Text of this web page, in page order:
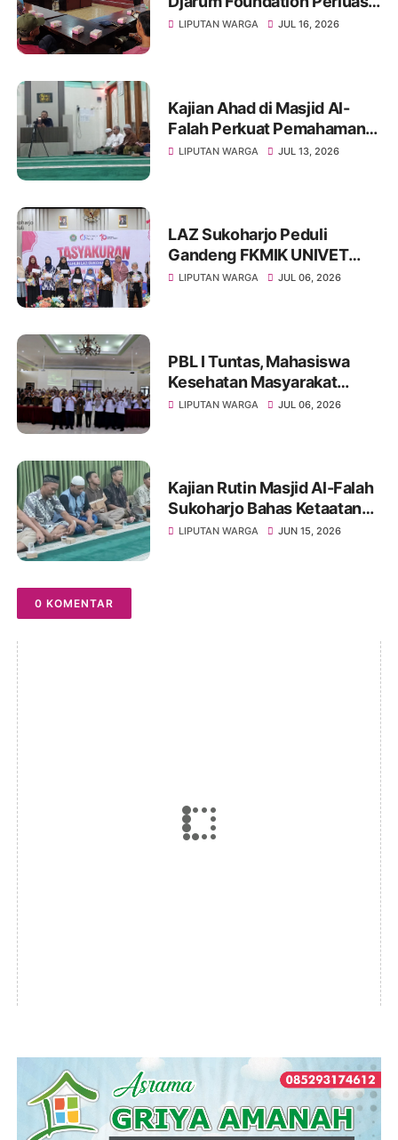
Akses Sanitasi Layak di
LIPUTAN WARGA JUL 16, 2026
Kajian Ahad di Masjid Al-
Falah Perkuat Pemahaman
Sunnah dan Tingkatkan
LIPUTAN WARGA JUL 13, 2026
LAZ Sukoharjo Peduli
Gandeng FKMIK UNIVET
BANTARA Santuni Anak
LIPUTAN WARGA JUL 06, 2026
PBL I Tuntas, Mahasiswa
Kesehatan Masyarakat
UNIVET BANTARA Siap
LIPUTAN WARGA JUL 06, 2026
Kajian Rutin Masjid Al-Falah
Sukoharjo Bahas Ketaatan
kepada Rasul sebagai Wujud
LIPUTAN WARGA JUN 15, 2026
0 KOMENTAR